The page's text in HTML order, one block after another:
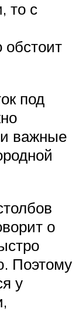
то с
обстоит
под
важные
о
Поэтому
у